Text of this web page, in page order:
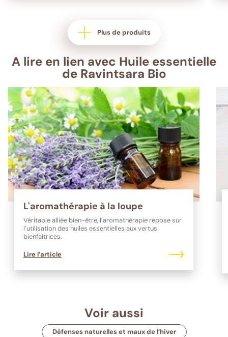
Plus de produits
A lire en lien avec Huile essentielle
de Ravintsara Bio
L'aromathérapie à la loupe
Véritable alliée bien-être, l’aromathérapie repose sur
l’utilisation des huiles essentielles aux vertus
bienfaitrices.
Lire l’article
Voir aussi
Défenses naturelles et maux de l’hiver